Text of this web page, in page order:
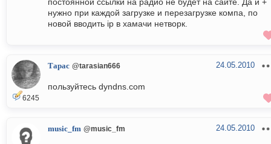
нужно при каждой загрузке и перезагрузке компа, по
новой вводить ip в хамачи нетворк.
6245
Тарас @tarasian666 24.05.2010
пользуйтесь dyndns.com
music_fm @music_fm 24.05.2010